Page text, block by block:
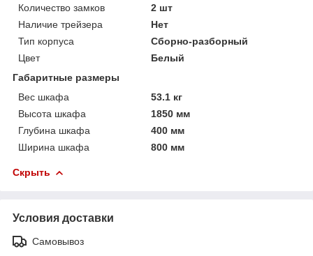
Количество замков
2 шт
Наличие трейзера
Нет
Тип корпуса
Сборно-разборный
Цвет
Белый
Габаритные размеры
Вес шкафа
53.1 кг
Высота шкафа
1850 мм
Глубина шкафа
400 мм
Ширина шкафа
800 мм
Скрыть
Условия доставки
Самовывоз